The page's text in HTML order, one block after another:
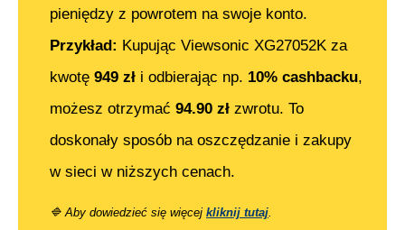
pieniędzy z powrotem na swoje konto.
Przykład: Kupując Viewsonic XG27052K za
kwotę 949 zł i odbierając np. 10% cashbacku,
możesz otrzymać 94.90 zł zwrotu. To
doskonały sposób na oszczędzanie i zakupy
w sieci w niższych cenach.
🔷 Aby dowiedzieć się więcej kliknij tutaj.